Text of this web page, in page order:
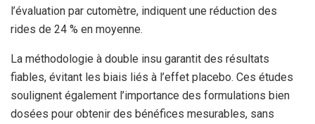
l’évaluation par cutomètre, indiquent une réduction des
rides de 24 % en moyenne.
La méthodologie à double insu garantit des résultats
fiables, évitant les biais liés à l’effet placebo. Ces études
soulignent également l’importance des formulations bien
dosées pour obtenir des bénéfices mesurables, sans